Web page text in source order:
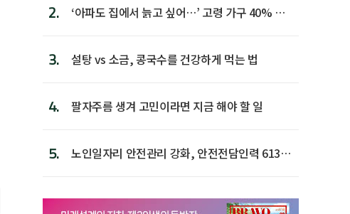
2.
‘아파도 집에서 늙고 싶어…’ 고령 가구 40% 노
3. 설탕 vs 소금, 콩국수를 건강하게 먹는 법
4. 팔자주름 생겨 고민이라면 지금 해야 할 일
5.
노인일자리 안전관리 강화, 안전전담인력 613명